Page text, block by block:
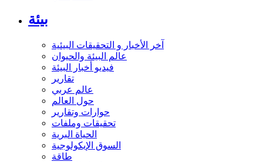
بيئة
آخر الأخبار و التحقيقات البيئية
عالم البيئة والحيوان
فيديو أخبار البيئة
تقارير
عالم عربي
حول العالم
حوارات وتقارير
تحقيقات وملفات
الحياة البرية
السوق الإيكولوجية
طاقة